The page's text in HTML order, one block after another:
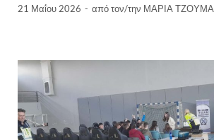
21 Μαΐου 2026 - από τον/την ΜΑΡΙΑ ΤΖΟΥΜΑ